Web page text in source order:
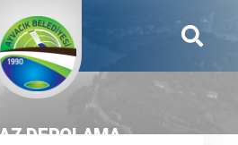
DEPOLAMA